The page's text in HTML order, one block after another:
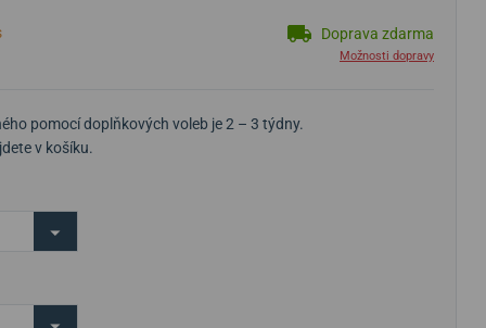
Doprava zdarma
Možnosti dopravy
pomocí doplňkových voleb je 2 – 3 týdny.
v košíku.